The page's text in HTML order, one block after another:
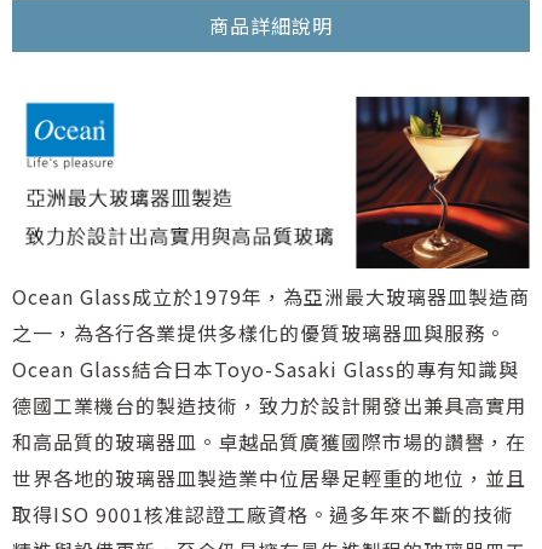
商品詳細說明
Ocean Glass成立於1979年，為亞洲最大玻璃器皿製造商
之一，為各行各業提供多樣化的優質玻璃器皿與服務。
Ocean Glass結合日本Toyo-Sasaki Glass的專有知識與
德國工業機台的製造技術，致力於設計開發出兼具高實用
和高品質的玻璃器皿。卓越品質廣獲國際市場的讚譽，在
世界各地的玻璃器皿製造業中位居舉足輕重的地位，並且
取得ISO 9001核准認證工廠資格。過多年來不斷的技術